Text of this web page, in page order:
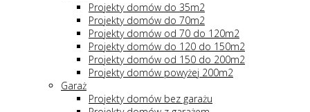
Projekty domów do 35m2
Projekty domów do 70m2
Projekty domów od 70 do 120m2
Projekty domów do 120 do 150m2
Projekty domów od 150 do 200m2
Projekty domów powyżej 200m2
Garaż
Projekty domów bez garażu